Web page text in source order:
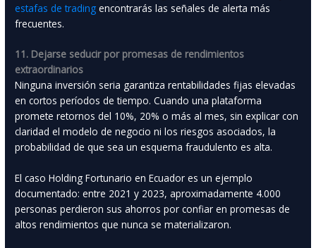
estafas de trading encontrarás las señales de alerta más
frecuentes.
11. Dejarse seducir por promesas de rendimientos
extraordinarios
Ninguna inversión seria garantiza rentabilidades fijas elevadas
en cortos períodos de tiempo. Cuando una plataforma
promete retornos del 10%, 20% o más al mes, sin explicar con
claridad el modelo de negocio ni los riesgos asociados, la
probabilidad de que sea un esquema fraudulento es alta.
El caso Holding Fortunario en Ecuador es un ejemplo
documentado: entre 2021 y 2023, aproximadamente 4.000
personas perdieron sus ahorros por confiar en promesas de
altos rendimientos que nunca se materializaron.